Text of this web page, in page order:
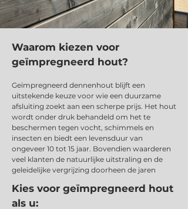
Waarom kiezen voor
geïmpregneerd hout?
Geïmpregneerd dennenhout blijft een
uitstekende keuze voor wie een duurzame
afsluiting zoekt aan een scherpe prijs. Het hout
wordt onder druk behandeld om het te
beschermen tegen vocht, schimmels en
insecten en biedt een levensduur van
ongeveer 10 tot 15 jaar. Bovendien waarderen
veel klanten de natuurlijke uitstraling en de
geleidelijke vergrijzing doorheen de jaren
Kies voor geïmpregneerd hout
als u: